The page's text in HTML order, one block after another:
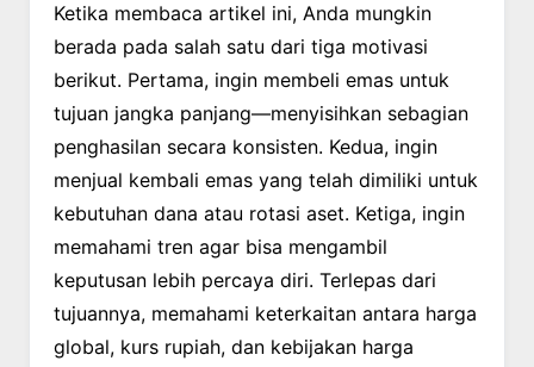
Ketika membaca artikel ini, Anda mungkin
berada pada salah satu dari tiga motivasi
berikut. Pertama, ingin membeli emas untuk
tujuan jangka panjang—menyisihkan sebagian
penghasilan secara konsisten. Kedua, ingin
menjual kembali emas yang telah dimiliki untuk
kebutuhan dana atau rotasi aset. Ketiga, ingin
memahami tren agar bisa mengambil
keputusan lebih percaya diri. Terlepas dari
tujuannya, memahami keterkaitan antara harga
global, kurs rupiah, dan kebijakan harga